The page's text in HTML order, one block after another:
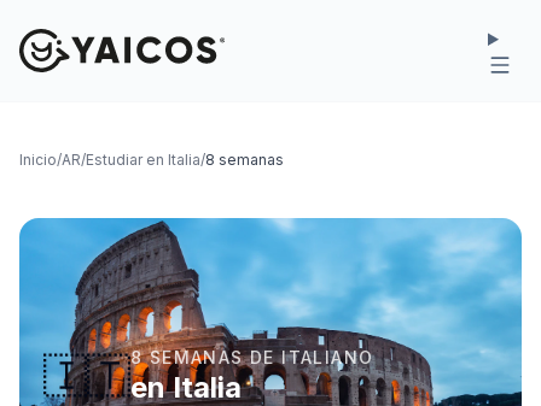
Inicio/AR/Estudiar en Italia/8 semanas
🇮🇹8 SEMANAS DE ITALIANO
en Italia